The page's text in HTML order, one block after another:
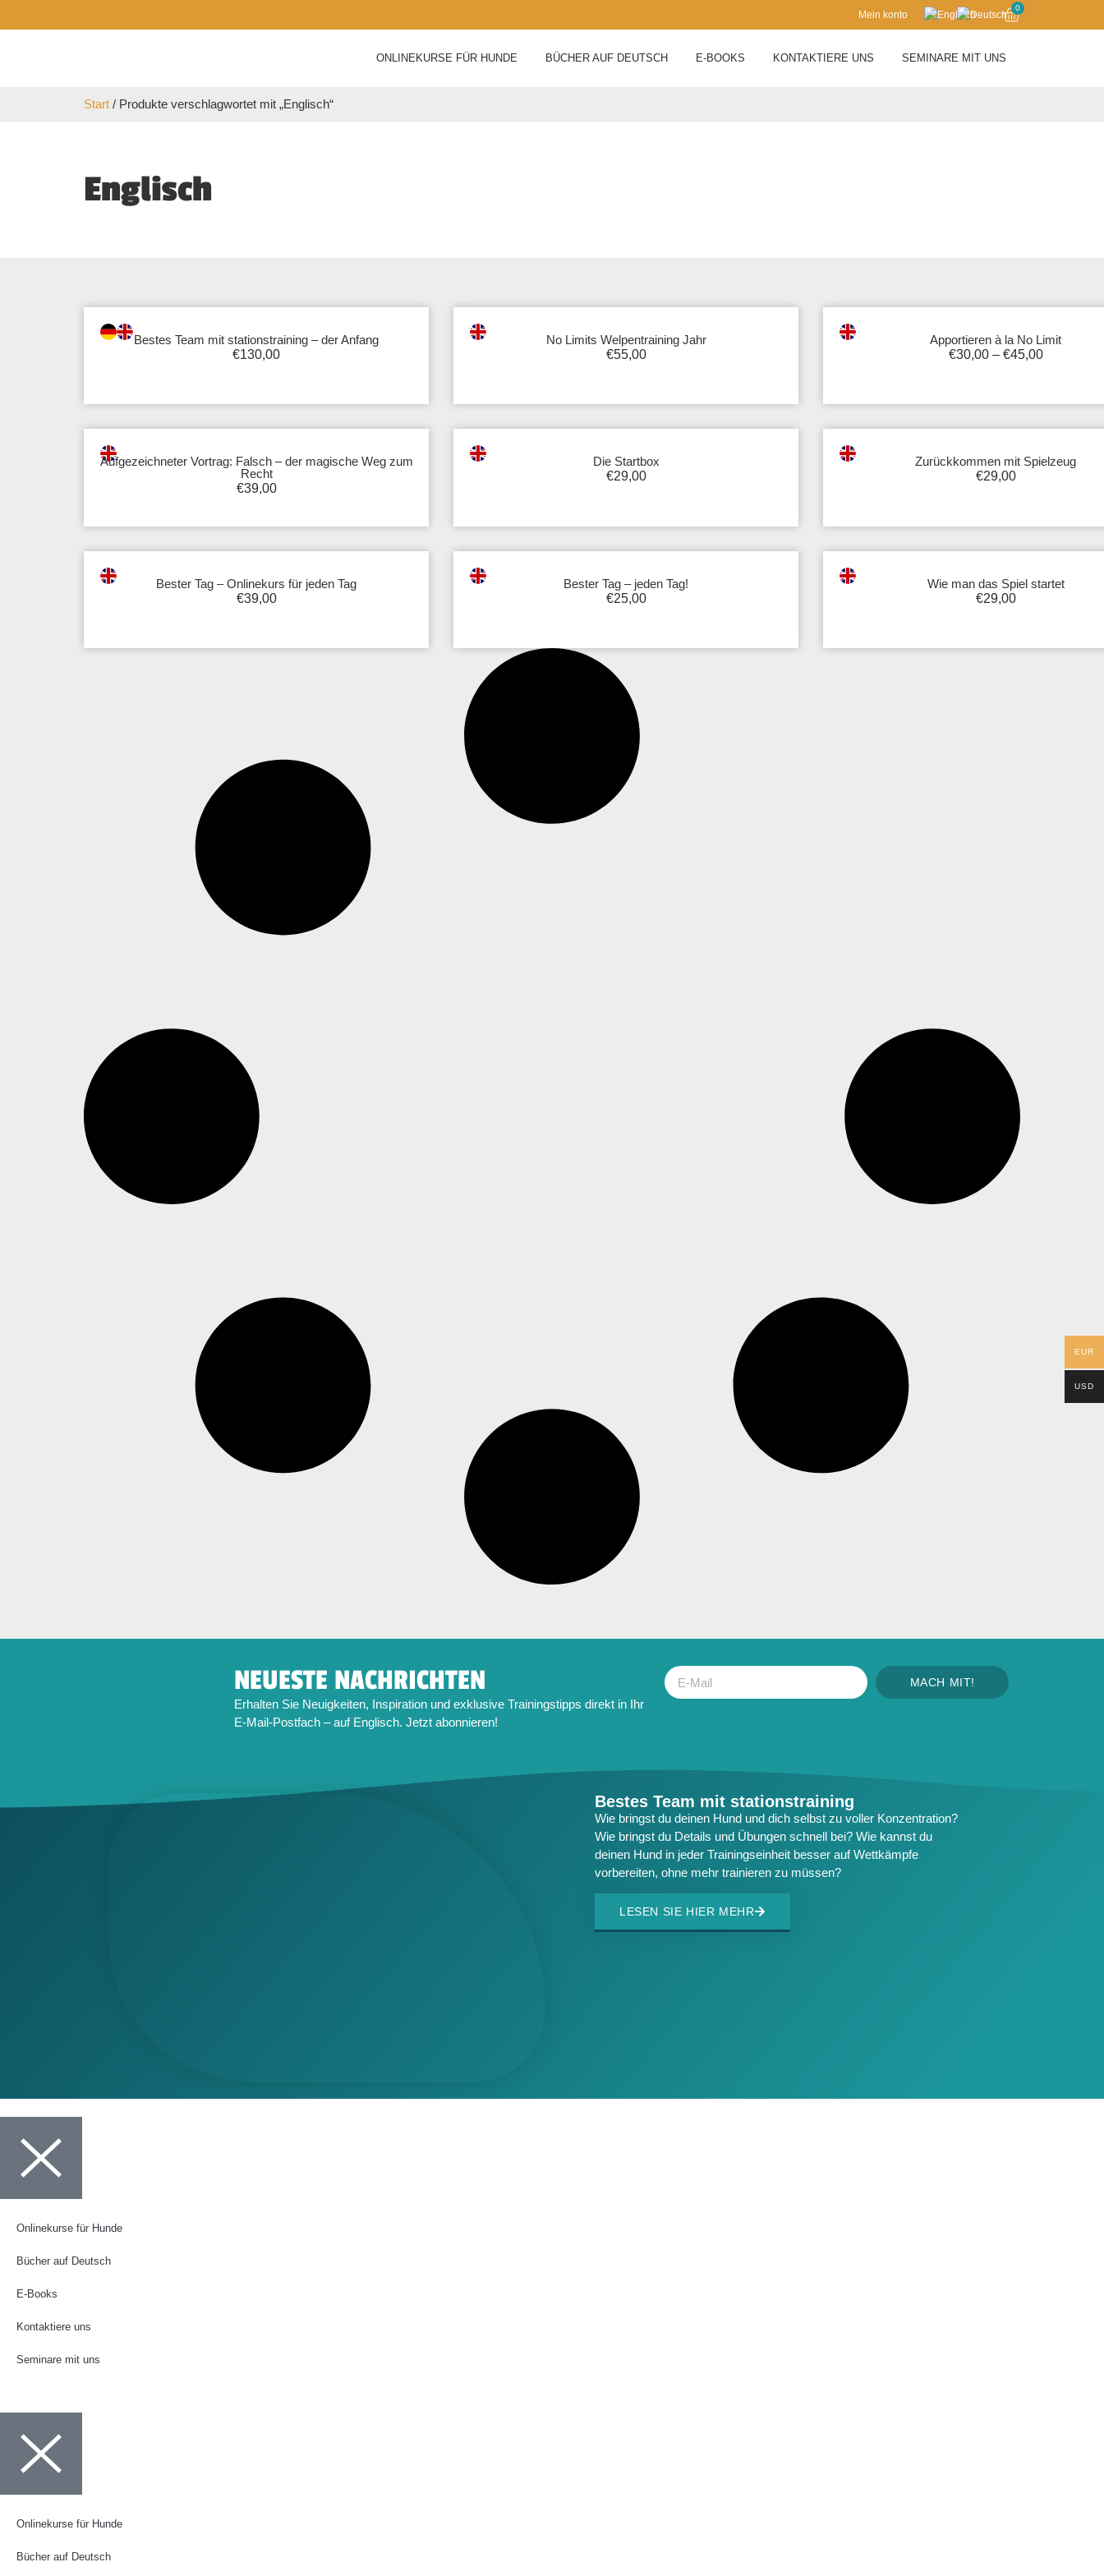
Mein konto
0
ONLINEKURSE FÜR HUNDE BÜCHER AUF DEUTSCH E-BOOKS KONTAKTIERE UNS SEMINARE MIT UNS
Start / Produkte verschlagwortet mit „Englisch“
Englisch
Bestes Team mit stationstraining – der Anfang
€130,00
No Limits Welpentraining Jahr
€55,00
Apportieren à la No Limit
€30,00 – €45,00
Aufgezeichneter Vortrag: Falsch – der magische Weg zum
Recht
€39,00
Die Startbox
€29,00
Zurückkommen mit Spielzeug
€29,00
Bester Tag – Onlinekurs für jeden Tag
€39,00
Bester Tag – jeden Tag!
€25,00
Wie man das Spiel startet
€29,00
NEUESTE NACHRICHTEN
Erhalten Sie Neuigkeiten, Inspiration und exklusive Trainingstipps direkt in Ihr
E-Mail-Postfach – auf Englisch. Jetzt abonnieren!
MACH MIT!
Bestes Team mit stationstraining​
Wie bringst du deinen Hund und dich selbst zu voller Konzentration?
Wie bringst du Details und Übungen schnell bei? Wie kannst du
deinen Hund in jeder Trainingseinheit besser auf Wettkämpfe
vorbereiten, ohne mehr trainieren zu müssen?
LESEN SIE HIER MEHR
EUR
USD
Onlinekurse für Hunde
Bücher auf Deutsch
E-Books
Kontaktiere uns
Seminare mit uns
Onlinekurse für Hunde
Bücher auf Deutsch